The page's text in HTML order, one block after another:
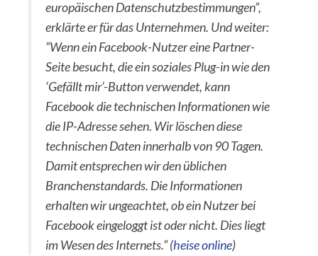
europäischen Datenschutzbestimmungen”,
erklärte er für das Unternehmen. Und weiter:
“Wenn ein Facebook-Nutzer eine Partner-
Seite besucht, die ein soziales Plug-in wie den
‘Gefällt mir’-Button verwendet, kann
Facebook die technischen Informationen wie
die IP-Adresse sehen. Wir löschen diese
technischen Daten innerhalb von 90 Tagen.
Damit entsprechen wir den üblichen
Branchenstandards. Die Informationen
erhalten wir ungeachtet, ob ein Nutzer bei
Facebook eingeloggt ist oder nicht. Dies liegt
im Wesen des Internets.”(heise online)